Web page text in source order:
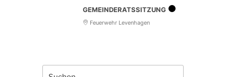
GEMEINDERATSSITZUNG
Feuerwehr Levenhagen